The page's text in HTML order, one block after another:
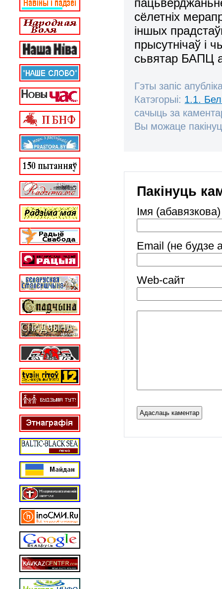
сёлетніх
іншых
прысутнічаў і
сьвятар БАПЦ
Гэты запіс
Катэгорыі: 1.1.
сачыць за
Вы можаце
Пакінуць
Імя (абавязкова)
Email (не будзе
Web-cайт